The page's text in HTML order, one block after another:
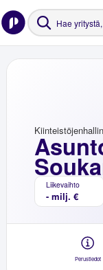
Liikevaihto
- milj. €
Perustiedot